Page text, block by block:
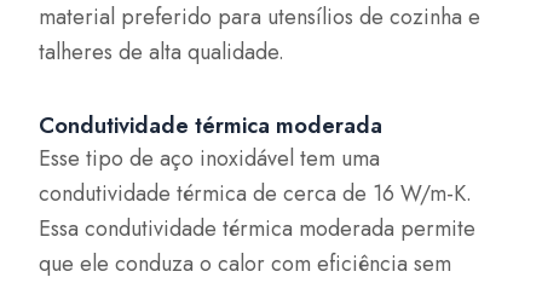
material preferido para utensílios de cozinha e
talheres de alta qualidade.
Condutividade térmica moderada
Esse tipo de aço inoxidável tem uma
condutividade térmica de cerca de 16 W/m-K.
Essa condutividade térmica moderada permite
que ele conduza o calor com eficiência sem